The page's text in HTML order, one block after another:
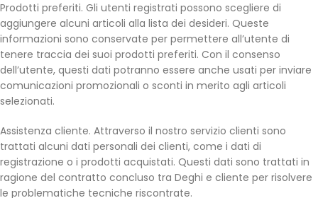
Prodotti preferiti. Gli utenti registrati possono scegliere di
aggiungere alcuni articoli alla lista dei desideri. Queste
informazioni sono conservate per permettere all’utente di
tenere traccia dei suoi prodotti preferiti. Con il consenso
dell’utente, questi dati potranno essere anche usati per inviare
comunicazioni promozionali o sconti in merito agli articoli
selezionati.
Assistenza cliente. Attraverso il nostro servizio clienti sono
trattati alcuni dati personali dei clienti, come i dati di
registrazione o i prodotti acquistati. Questi dati sono trattati in
ragione del contratto concluso tra Deghi e cliente per risolvere
le problematiche tecniche riscontrate.